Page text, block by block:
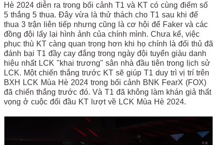
Hè 2024 diễn ra trong bối cảnh T1 và KT có cùng điểm số
5 thắng 5 thua. Đây vừa là thử thách cho T1 sau khi để
thua 3 trận liên tiếp nhưng cũng là cơ hội để Faker và các
đồng đội lấy lại hình ảnh của chính mình. Chưa kể, việc
phục thù KT càng quan trọng hơn khi họ chính là đối thủ đã
đánh bại T1 đầy cay đắng trong ngày đội tuyển giàu danh
hiệu nhất LCK "khai trương" sân nhà đầu tiên trong lịch sử
LCK. Một chiến thắng trước KT sẽ giúp T1 duy trì vị trí trên
BXH LCK Mùa Hè 2024 trong bối cảnh BNK FearX (FOX)
đã chiến thắng trước đó. Và T1 đã không làm khán giả thất
vọng ở cuộc đối đầu KT lượt về LCK Mùa Hè 2024.